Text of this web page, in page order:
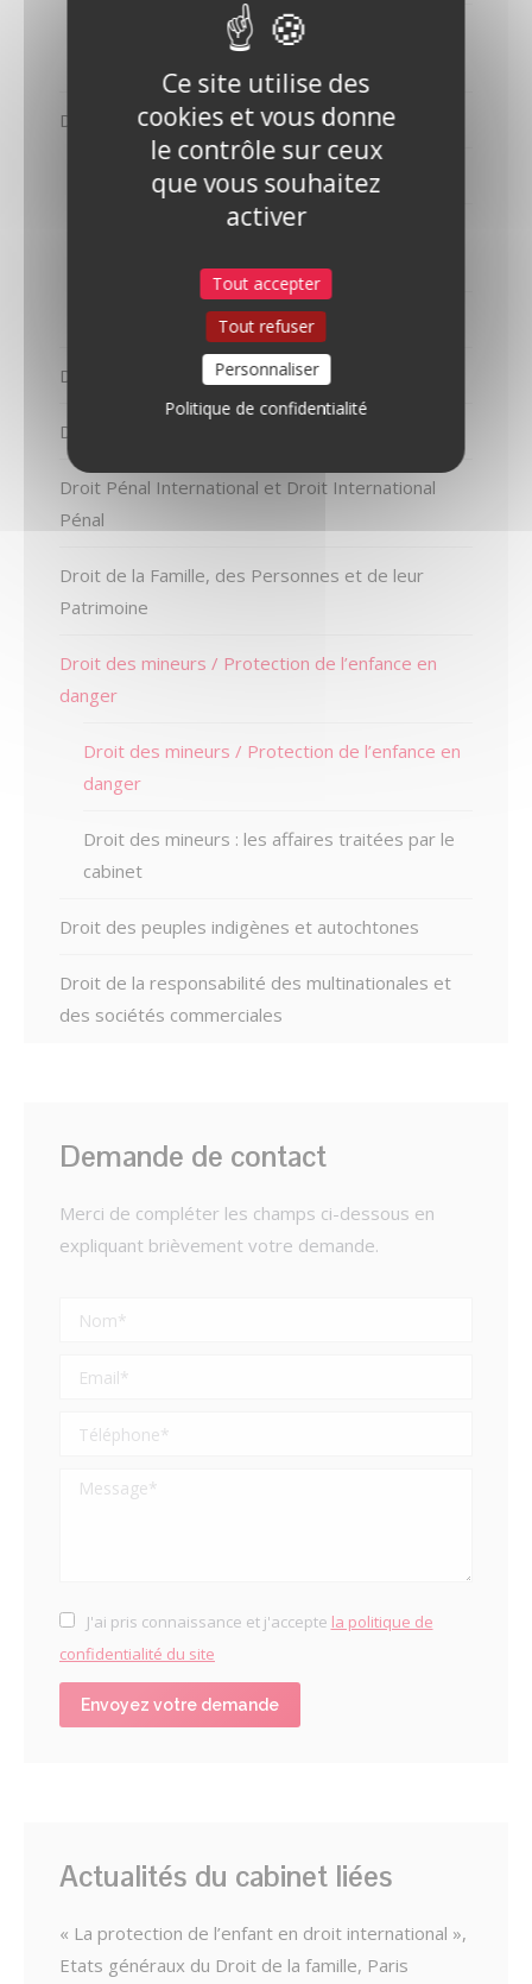
Droit international des Droits de l’Homme
Droit International Privé
Droit International Privé de la Famille
Droit International Privé de la Famille : les
affaires traitées par le cabinet
Droit international des contrats
Droit de la fonction publique internationale
Droit de l’Union Européenne
Droit Pénal International et Droit International
Pénal
Droit de la Famille, des Personnes et de leur
Patrimoine
Droit des mineurs / Protection de l’enfance en
danger
Droit des mineurs / Protection de l’enfance en
danger
Droit des mineurs : les affaires traitées par le
cabinet
Droit des peuples indigènes et autochtones
Droit de la responsabilité des multinationales et
des sociétés commerciales
Demande de contact
Merci de compléter les champs ci-dessous en
expliquant brièvement votre demande.
J'ai pris connaissance et j'accepte la politique de
confidentialité du site
Actualités du cabinet liées
« La protection de l’enfant en droit international »,
Etats généraux du Droit de la famille, Paris
Ce site utilise des
cookies et vous donne
le contrôle sur ceux
que vous souhaitez
activer
Tout accepter
Tout refuser
Personnaliser
Politique de confidentialité